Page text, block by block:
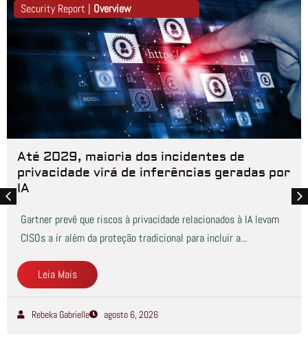
Security Report | Overview
Até 2029, maioria dos incidentes de
privacidade virá de inferências geradas por
IA
Gartner prevê que riscos à privacidade relacionados à IA levam
CISOs a ir além da proteção tradicional para incluir a...
Leia Mais
Rebeka Gabrielle agosto 6, 2026